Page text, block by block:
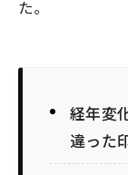
た。
経年変
違った